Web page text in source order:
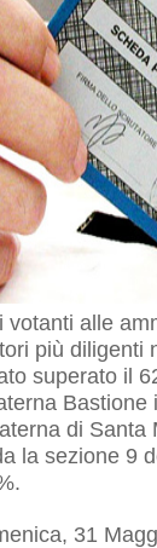
votanti alle
più diligenti
superato il
Bastione
di Santa
la sezione 9
31